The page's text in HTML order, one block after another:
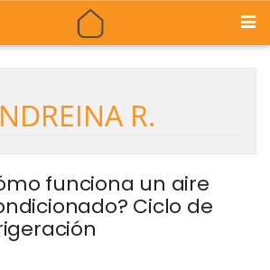
R.
funciona un aire
Ciclo de